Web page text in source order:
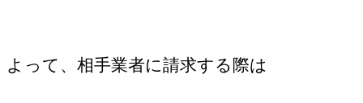
よって、相手業者に請求する際は